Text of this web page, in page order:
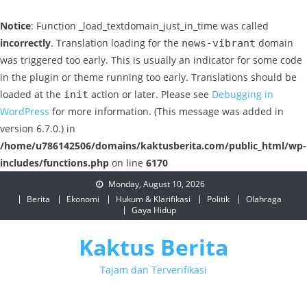
Notice: Function _load_textdomain_just_in_time was called
incorrectly. Translation loading for the news-vibrant domain
was triggered too early. This is usually an indicator for some code
in the plugin or theme running too early. Translations should be
loaded at the init action or later. Please see Debugging in
WordPress for more information. (This message was added in
version 6.7.0.) in
/home/u786142506/domains/kaktusberita.com/public_html/wp-
includes/functions.php on line 6170
Monday, August 10, 2026
Berita
Ekonomi Hukum & Klarifikasi Politik
Olahraga
Gaya Hidup
Kaktus Berita
Tajam dan Terverifikasi